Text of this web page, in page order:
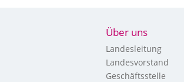
Über uns
Landesleitung
Landesvorstand
Geschäftsstelle